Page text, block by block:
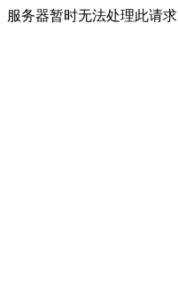
服务器暂时无法处理此请求